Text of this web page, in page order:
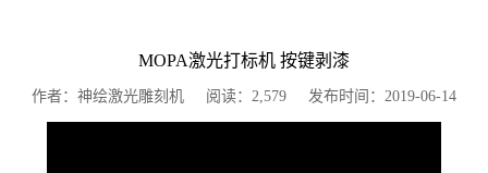
MOPA激光打标机 按键剥漆
作者：神绘激光雕刻机 阅读：2,579 发布时间：2019-06-14